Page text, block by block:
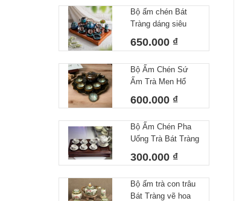
Bộ ấm chén Bát
Tràng dáng siêu
nước lòng hoa
650.000 ₫
Bộ Ấm Chén Sứ
Ấm Trà Men Hổ
Bát Tràng Làm Quà
Khay Tròn
600.000 ₫
Bộ Ấm Chén Pha
Uống Trà Bát Tràng
Trúc Dáng Minh
Trắng
300.000 ₫
Bộ ấm trà con trâu
Bát Tràng vẽ hoa